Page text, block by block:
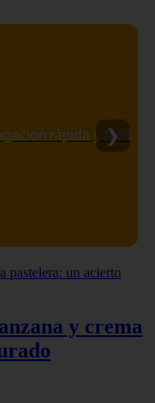
rápida y fácil
❯
y crema